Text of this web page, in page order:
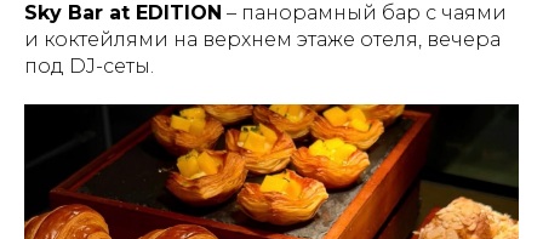
Sky Bar at EDITION – панорамный бар с чаями
и коктейлями на верхнем этаже отеля, вечера
под DJ-сеты.